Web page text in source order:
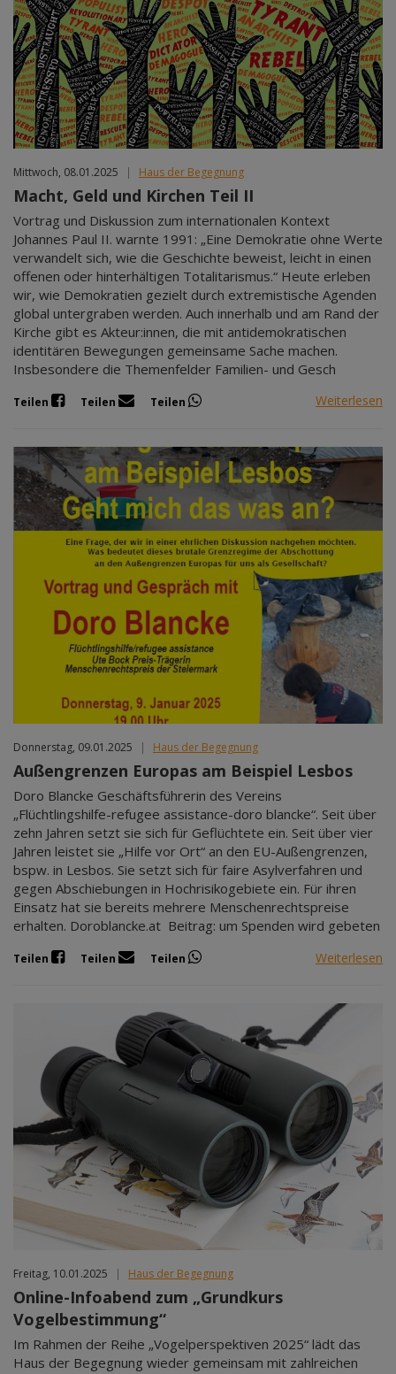
Feb 2027
Mär 2027
Apr 2027
Mai 2027
Jun 2027
Jul 2027
Mittwoch, 08.01.2025 | Haus der Begegnung
Macht, Geld und Kirchen Teil II
Vortrag und Diskussion zum internationalen Kontext
Johannes Paul II. warnte 1991: „Eine Demokratie ohne Werte
verwandelt sich, wie die Geschichte beweist, leicht in einen
offenen oder hinterhältigen Totalitarismus.“ Heute erleben
wir, wie Demokratien gezielt durch extremistische Agenden
global untergraben werden. Auch innerhalb und am Rand der
Kirche gibt es Akteur:innen, die mit antidemokratischen
identitären Bewegungen gemeinsame Sache machen.
Insbesondere die Themenfelder Familien- und Gesch
Teilen Teilen Teilen Weiterlesen
Donnerstag, 09.01.2025 | Haus der Begegnung
Außengrenzen Europas am Beispiel Lesbos
Doro Blancke Geschäftsführerin des Vereins
„Flüchtlingshilfe-refugee assistance-doro blancke“. Seit über
zehn Jahren setzt sie sich für Geflüchtete ein. Seit über vier
Jahren leistet sie „Hilfe vor Ort“ an den EU-Außengrenzen,
bspw. in Lesbos. Sie setzt sich für faire Asylverfahren und
gegen Abschiebungen in Hochrisikogebiete ein. Für ihren
Einsatz hat sie bereits mehrere Menschenrechtspreise
erhalten. Doroblancke.at Beitrag: um Spenden wird gebeten
Teilen Teilen Teilen Weiterlesen
Freitag, 10.01.2025 | Haus der Begegnung
Online-Infoabend zum „Grundkurs
Vogelbestimmung“
Im Rahmen der Reihe „Vogelperspektiven 2025“ lädt das
Haus der Begegnung wieder gemeinsam mit zahlreichen